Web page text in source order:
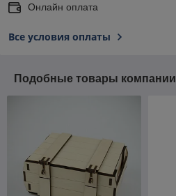
Онлайн оплата
Все условия оплаты
Подобные товары компании